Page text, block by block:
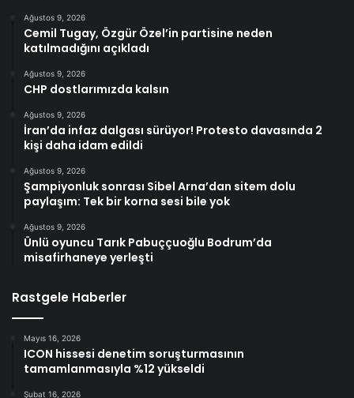
Ağustos 9, 2026
Cemil Tugay, Özgür Özel’in partisine neden
katılmadığını açıkladı
Ağustos 9, 2026
CHP dostlarımızda kalsın
Ağustos 9, 2026
İran’da infaz dalgası sürüyor! Protesto davasında 2
kişi daha idam edildi
Ağustos 9, 2026
Şampiyonluk sonrası Sibel Arna’dan sitem dolu
paylaşım: Tek bir korna sesi bile yok
Ağustos 9, 2026
Ünlü oyuncu Tarık Pabuççuoğlu Bodrum’da
misafirhaneye yerleşti
Rastgele Haberler
Mayıs 16, 2026
ICON hissesi denetim soruşturmasının
tamamlanmasıyla %12 yükseldi
Şubat 16, 2026